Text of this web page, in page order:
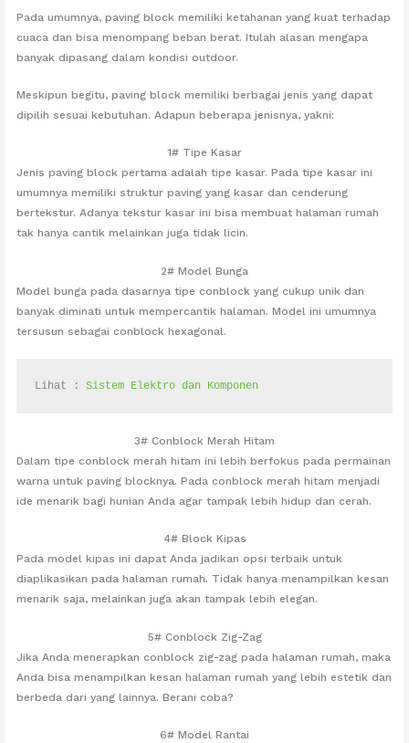
Pada umumnya, paving block memiliki ketahanan yang kuat terhadap
cuaca dan bisa menompang beban berat. Itulah alasan mengapa
banyak dipasang dalam kondisi outdoor.
Meskipun begitu, paving block memiliki berbagai jenis yang dapat
dipilih sesuai kebutuhan. Adapun beberapa jenisnya, yakni:
1# Tipe Kasar
Jenis paving block pertama adalah tipe kasar. Pada tipe kasar ini
umumnya memiliki struktur paving yang kasar dan cenderung
bertekstur. Adanya tekstur kasar ini bisa membuat halaman rumah
tak hanya cantik melainkan juga tidak licin.
2# Model Bunga
Model bunga pada dasarnya tipe conblock yang cukup unik dan
banyak diminati untuk mempercantik halaman. Model ini umumnya
tersusun sebagai conblock hexagonal.
Lihat : Sistem Elektro dan Komponen
3# Conblock Merah Hitam
Dalam tipe conblock merah hitam ini lebih berfokus pada permainan
warna untuk paving blocknya. Pada conblock merah hitam menjadi
ide menarik bagi hunian Anda agar tampak lebih hidup dan cerah.
4# Block Kipas
Pada model kipas ini dapat Anda jadikan opsi terbaik untuk
diaplikasikan pada halaman rumah. Tidak hanya menampilkan kesan
menarik saja, melainkan juga akan tampak lebih elegan.
5# Conblock Zig-Zag
Jika Anda menerapkan conblock zig-zag pada halaman rumah, maka
Anda bisa menampilkan kesan halaman rumah yang lebih estetik dan
berbeda dari yang lainnya. Berani coba?
6# Model Rantai